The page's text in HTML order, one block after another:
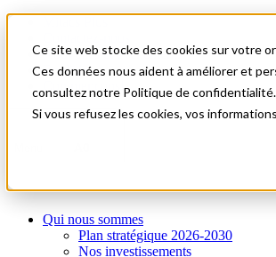
Ce site web stocke des cookies sur votre
Ces données nous aident à améliorer et
consultez notre Politique de confidentialité.
Si vous refusez les cookies, vos
Nouvelles et événements
English
Commençons!
Qui nous sommes
Plan stratégique 2026-2030
Nos investissements